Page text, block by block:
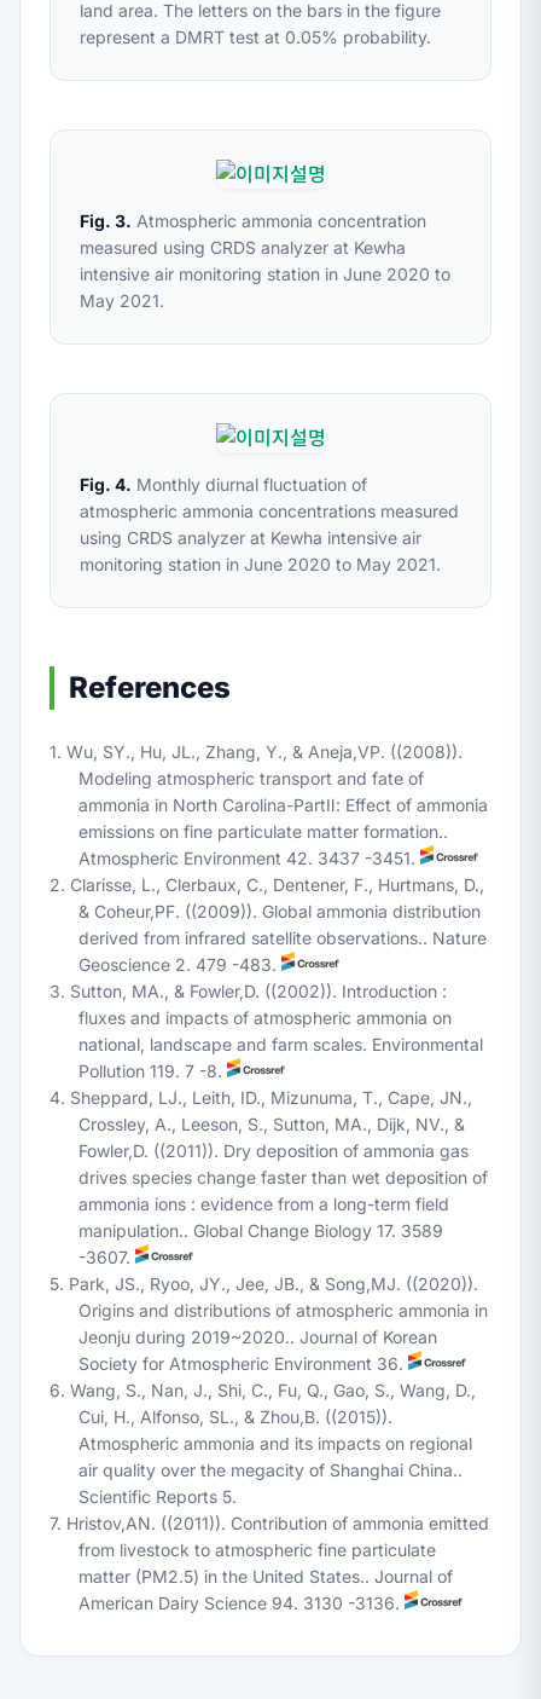
land area. The letters on the bars in the figure
represent a DMRT test at 0.05% probability.
Fig. 3. Atmospheric ammonia concentration
measured using CRDS analyzer at Kewha
intensive air monitoring station in June 2020 to
May 2021.
Fig. 4. Monthly diurnal fluctuation of
atmospheric ammonia concentrations measured
using CRDS analyzer at Kewha intensive air
monitoring station in June 2020 to May 2021.
References
1. Wu, SY., Hu, JL., Zhang, Y., & Aneja,VP. ((2008)).
Modeling atmospheric transport and fate of
ammonia in North Carolina-PartⅡ: Effect of ammonia
emissions on fine particulate matter formation..
Atmospheric Environment 42. 3437 -3451.
2. Clarisse, L., Clerbaux, C., Dentener, F., Hurtmans, D.,
& Coheur,PF. ((2009)). Global ammonia distribution
derived from infrared satellite observations.. Nature
Geoscience 2. 479 -483.
3. Sutton, MA., & Fowler,D. ((2002)). Introduction :
fluxes and impacts of atmospheric ammonia on
national, landscape and farm scales. Environmental
Pollution 119. 7 -8.
4. Sheppard, LJ., Leith, ID., Mizunuma, T., Cape, JN.,
Crossley, A., Leeson, S., Sutton, MA., Dijk, NV., &
Fowler,D. ((2011)). Dry deposition of ammonia gas
drives species change faster than wet deposition of
ammonia ions : evidence from a long-term field
manipulation.. Global Change Biology 17. 3589
-3607.
5. Park, JS., Ryoo, JY., Jee, JB., & Song,MJ. ((2020)).
Origins and distributions of atmospheric ammonia in
Jeonju during 2019~2020.. Journal of Korean
Society for Atmospheric Environment 36.
6. Wang, S., Nan, J., Shi, C., Fu, Q., Gao, S., Wang, D.,
Cui, H., Alfonso, SL., & Zhou,B. ((2015)).
Atmospheric ammonia and its impacts on regional
air quality over the megacity of Shanghai China..
Scientific Reports 5.
7. Hristov,AN. ((2011)). Contribution of ammonia emitted
from livestock to atmospheric fine particulate
matter (PM2.5) in the United States.. Journal of
American Dairy Science 94. 3130 -3136.